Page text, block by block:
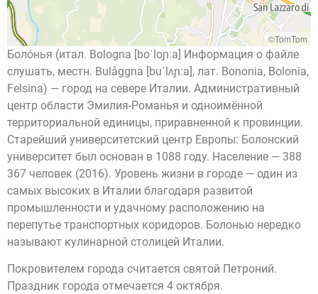
©TomTom
Боло́нья (итал. Bologna [boˈloɲːa] Информация о файле
слушать, местн. Bulåggna [buˈlʌɲːa], лат. Bononia, Bolonia,
Felsina) — город на севере Италии. Административный
центр области Эмилия-Романья и одноимённой
территориальной единицы, приравненной к провинции.
Старейший университетский центр Европы: Болонский
университет был основан в 1088 году. Население — 388
367 человек (2016). Уровень жизни в городе — один из
самых высоких в Италии благодаря развитой
промышленности и удачному расположению на
перепутье транспортных коридоров. Болонью нередко
называют кулинарной столицей Италии.
Покровителем города считается святой Петроний.
Праздник города отмечается 4 октября.